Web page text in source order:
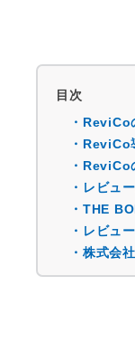
目次
・ReviCo
・ReviCo
・ReviCo
・レビュ
・THE
・レビュ
・株式会